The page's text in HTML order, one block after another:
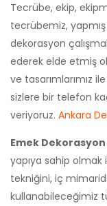
Tecrübe, ekip,
tecrübemiz,
dekorasyon
ederek elde etmiş
ve tasarımlarımız
sizlere bir telefon
veriyoruz. Ankara
Emek Dekorasyon
yapıya sahip
tekniğini, iç
kullanabileceğimiz